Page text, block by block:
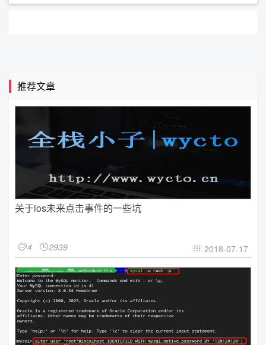
推荐文章
关于ios未来点击事件的一些坑
4 2939  2018-07-17